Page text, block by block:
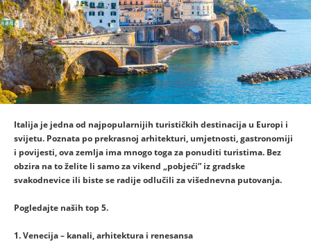
Italija je jedna od najpopularnijih turističkih destinacija u Europi i
svijetu. Poznata po prekrasnoj arhitekturi, umjetnosti, gastronomiji
i povijesti, ova zemlja ima mnogo toga za ponuditi turistima. Bez
obzira na to želite li samo za vikend „pobjeći” iz gradske
svakodnevice ili biste se radije odlučili za višednevna putovanja.
Pogledajte naših top 5.
1. Venecija – kanali, arhitektura i renesansa